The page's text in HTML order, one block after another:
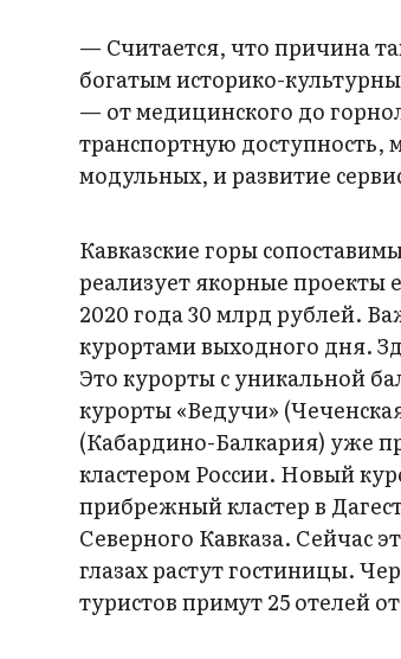
— Считается, что причина
богатым историко-
— от медицинского до
транспортную доступность,
модульных, и развитие
Кавказские горы
реализует якорные
2020 года 30 млрд рублей.
курортами выходного дня.
Это курорты с уникальной
курорты «Ведучи»
(Кабардино-Балкария) уже
кластером России. Новый
прибрежный кластер в
Северного Кавказа. Сейчас
глазах растут гостиницы.
туристов примут 25 отелей